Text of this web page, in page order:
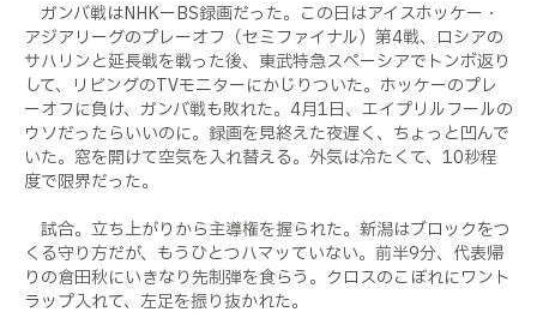
ガンバ戦はNHKーBS録画だった。この日はアイスホッケー・
アジアリーグのプレーオフ（セミファイナル）第4戦、ロシアの
サハリンと延長戦を戦った後、東武特急スペーシアでトンボ返り
して、リビングのTVモニターにかじりついた。ホッケーのプレ
ーオフに負け、ガンバ戦も敗れた。4月1日、エイプリルフールの
ウソだったらいいのに。録画を見終えた夜遅く、ちょっと凹んで
いた。窓を開けて空気を入れ替える。外気は冷たくて、10秒程
度で限界だった。
試合。立ち上がりから主導権を握られた。新潟はブロックをつ
くる守り方だが、もうひとつハマッていない。前半9分、代表帰
りの倉田秋にいきなり先制弾を食らう。クロスのこぼれにワント
ラップ入れて、左足を振り抜かれた。